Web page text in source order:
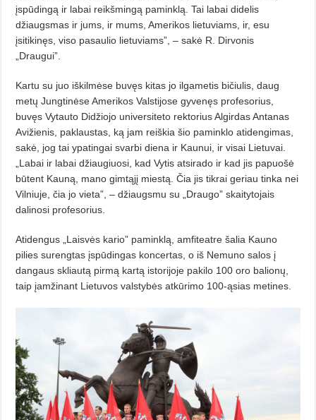
įspūdingą ir labai reikšmingą paminklą. Tai labai didelis
džiaugsmas ir jums, ir mums, Amerikos lietuviams, ir, esu
įsitikinęs, viso pasaulio lietuviams”, – sakė R. Dirvonis
„Draugui”.
Kartu su juo iškilmėse buvęs kitas jo ilgametis bičiulis, daug
metų Jungtinėse Amerikos Valstijose gyvenęs profesorius,
buvęs Vytauto Didžiojo universiteto rektorius Algirdas Antanas
Avižienis, paklaustas, ką jam reiškia šio paminklo atidengimas,
sakė, jog tai ypatingai svarbi diena ir Kaunui, ir visai Lietuvai.
„Labai ir labai džiaugiuosi, kad Vytis atsirado ir kad jis papuošė
būtent Kauną, mano gimtąjį miestą. Čia jis tikrai geriau tinka nei
Vilniuje, čia jo vieta”, – džiaugsmu su „Draugo” skaitytojais
dalinosi profesorius.
Atidengus „Laisvės kario” paminklą, amfiteatre šalia Kauno
pilies surengtas įspūdingas koncertas, o iš Nemuno salos į
dangaus skliautą pirmą kartą istorijoje pakilo 100 oro balionų,
taip įamžinant Lietuvos valstybės atkūrimo 100-ąsias metines.